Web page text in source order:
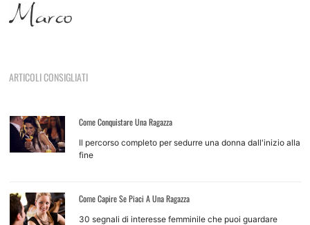
ARTICOLI CONSIGLIATI
Come Conquistare Una Ragazza
Il percorso completo per sedurre una donna dall'inizio alla
fine
Come Capire Se Piaci A Una Ragazza
30 segnali di interesse femminile che puoi guardare